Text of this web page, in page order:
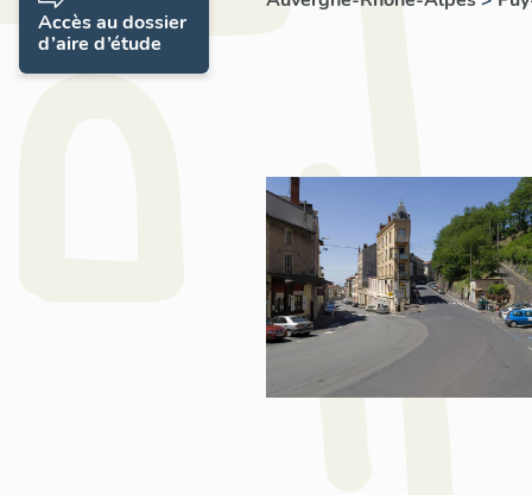
Accès au dossier
d’aire d’étude